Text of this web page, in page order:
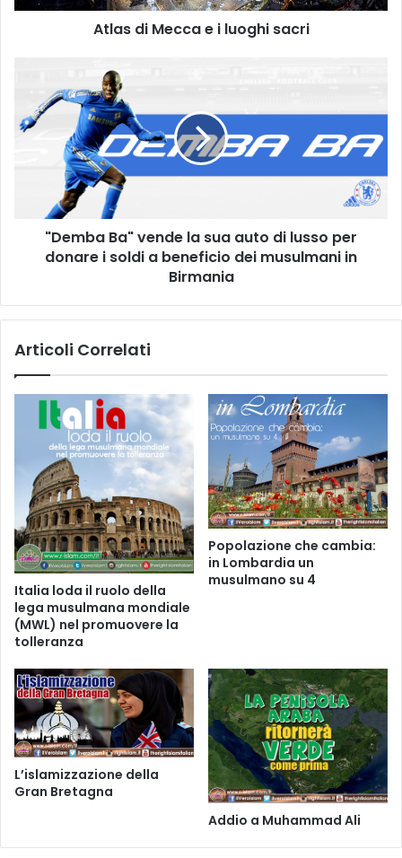
Atlas di Mecca e i luoghi sacri
"Demba Ba" vende la sua auto di lusso per
donare i soldi a beneficio dei musulmani in
Birmania
Articoli Correlati
Italia loda il ruolo della
lega musulmana mondiale
(MWL) nel promuovere la
tolleranza
Popolazione che cambia:
in Lombardia un
musulmano su 4
L’islamizzazione della
Gran Bretagna
Addio a Muhammad Ali